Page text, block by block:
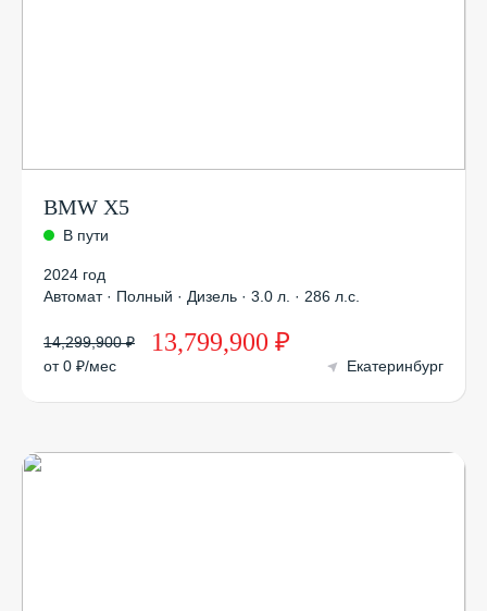
BMW X5
В пути
2024 год
Автомат · Полный · Дизель · 3.0 л. · 286 л.с.
14,299,900 ₽ 13,799,900 ₽
от 0 ₽/мес Екатеринбург